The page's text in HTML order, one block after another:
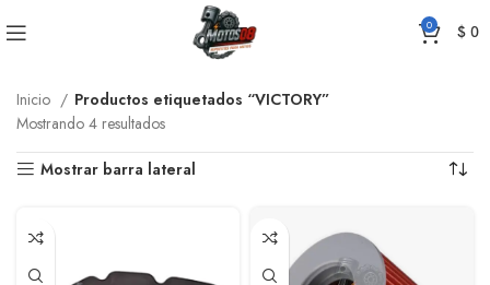
0 $0
Inicio
Productos etiquetados “VICTORY”
Mostrando 4 resultados
Mostrar barra lateral